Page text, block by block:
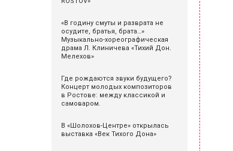
«В годину смуты и разврата не
осудите, братья, брата…»
Музыкально-хореографическая
драма Л. Клиничева «Тихий Дон.
Мелехов»
Где рождаются звуки будущего?
Концерт молодых композиторов
в Ростове: между классикой и
самоваром.
В «Шолохов-Центре» открылась
выставка «Век Тихого Дона»